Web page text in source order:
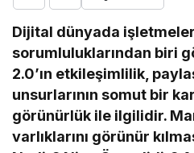
Dijital dünyada
sorumluluklarından biri
2.0’ın etkileşimlilik,
unsurlarının somut bir
görünürlük ile ilgilidir.
varlıklarını görünür